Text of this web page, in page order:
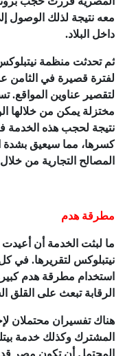
معه نتيجة لذلك الوصول
داخل البلاد.
ثم تحدثت منظمة
لفترة قصيرة في الثامن
لتقصير عناوين المواقع.
مختزلة يمكن من خلالها
كسرها، مما سيعيق بشدة
المصالح التجارية من
مطرقة هدم
ما لبثت الخدمة أن
نيتبلوكس لتقريرها. في
استخدام مطرقة هدم
الرقابة تبعث على القلق
هناك تفسيران محتملان
المشترك وكذلك خدمة